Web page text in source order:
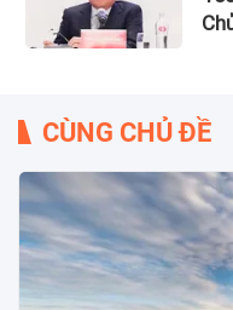
CÙNG CHỦ ĐỀ